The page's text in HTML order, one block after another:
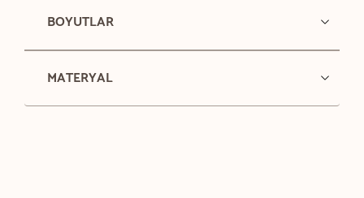
BOYUTLAR
MATERYAL